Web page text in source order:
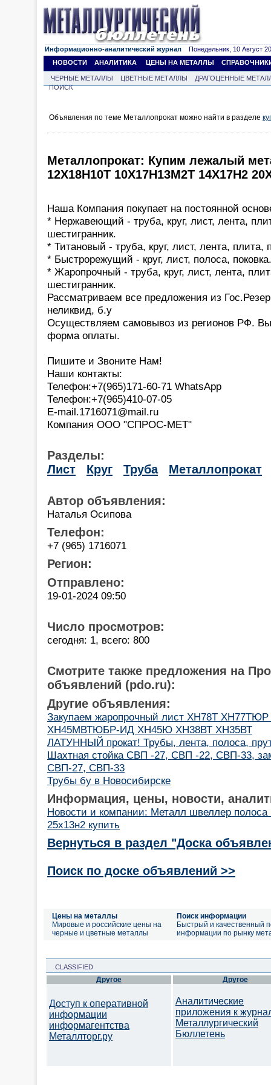
Информационно-аналитический журнал Понедельник, 10 Август
НОВОСТИ
АНАЛИТИКА ЦЕНЫ НА МЕТАЛЛЫ
ЧЕРНЫЕ МЕТАЛЛЫ ЦВЕТНЫЕ МЕТАЛЛЫ
ДРАГОЦЕННЫЕ
ПОИСК
Объявления по теме Металлопрокат можно найти в разделе
Металлопрокат: Купим лежалый
12Х18Н10Т 10Х17Н13М2Т 14Х17Н2
Наша Компания покупает на постоянной
* Нержавеющий - труба, круг, лист, лента,
шестигранник.
* Титановый - труба, круг, лист, лента, плита,
* Быстрорежущий - круг, лист, полоса, поковка.
* Жаропрочный - труба, круг, лист, лента,
шестигранник.
Рассматриваем все предложения из
неликвид, б.у
Осуществляем самовывоз из регионов РФ.
форма оплаты.
Пишите и Звоните Нам!
Наши контакты:
Телефон:+7(965)171-60-71 WhatsApp
Телефон:+7(965)410-07-05
E-mail.1716071@mail.ru
Компания ООО "СПРОС-МЕТ"
Разделы:
Лист
Круг Труба Металлопрокат
Автор объявления:
Наталья Осипова
Телефон:
+7 (965) 1716071
Регион:
Отправлено:
19-01-2024 09:50
Число просмотров:
сегодня: 1, всего: 800
Смотрите также предложения на
объявлений (pdo.ru):
Другие объявления:
Закупаем жаропрочный лист ХН78Т
ХН45МВТЮБР-ИД ХН45Ю ХН38ВТ ХН35ВТ
ЛАТУННЫЙ прокат! Трубы, лента, полоса,
Шахтная стойка СВП -27, СВП -22, СВП-33,
СВП-27, СВП-33
Трубы бу в Новосибирске
Информация, цены, новости,
Новости и компании: Металл швеллер полоса
25х13н2 купить
Вернуться в раздел "Доска
Поиск по доске объявлений >>
Цены на металлы
Мировые и российские цены на
черные и цветные металлы
Поиск информации
Быстрый и качественный
информации по рынку
CLASSIFIED
Другое
Доступ к оперативной
информации
информагентства
Металлторг.ру
Другое
Аналитические
приложения к
Металлургический
Бюллетень